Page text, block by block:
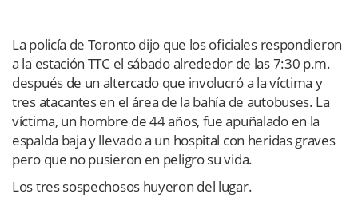
La policía de Toronto dijo que los oficiales respondieron
a la estación TTC el sábado alrededor de las 7:30 p.m.
después de un altercado que involucró a la víctima y
tres atacantes en el área de la bahía de autobuses. La
víctima, un hombre de 44 años, fue apuñalado en la
espalda baja y llevado a un hospital con heridas graves
pero que no pusieron en peligro su vida.
Los tres sospechosos huyeron del lugar.